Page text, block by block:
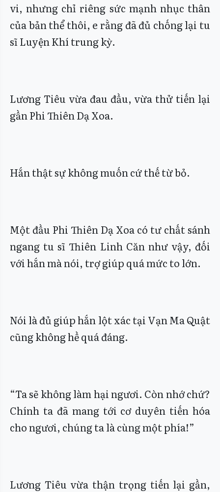
vi, nhưng chỉ riêng sức mạnh nhục thân
của bản thể thôi, e rằng đã đủ chống lại tu
sĩ Luyện Khí trung kỳ.
Lương Tiêu vừa đau đầu, vừa thử tiến lại
gần Phi Thiên Dạ Xoa.
Hắn thật sự không muốn cứ thế từ bỏ.
Một đầu Phi Thiên Dạ Xoa có tư chất sánh
ngang tu sĩ Thiên Linh Căn như vậy, đối
với hắn mà nói, trợ giúp quá mức to lớn.
Nói là đủ giúp hắn lột xác tại Vạn Ma Quật
cũng không hề quá đáng.
“Ta sẽ không làm hại ngươi. Còn nhớ chứ?
Chính ta đã mang tới cơ duyên tiến hóa
cho ngươi, chúng ta là cùng một phía!”
Lương Tiêu vừa thận trọng tiến lại gần,